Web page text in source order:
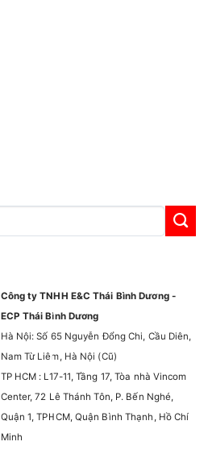
Công ty TNHH E&C Thái Bình Dương -
ECP Thái Bình Dương
Hà Nội: Số 65 Nguyễn Đổng Chi, Cầu Diên,
Nam Từ Liêm, Hà Nội (Cũ)
TP HCM : L17-11, Tầng 17, Tòa nhà Vincom
Center, 72 Lê Thánh Tôn, P. Bến Nghé,
Quận 1, TPHCM, Quận Bình Thạnh, Hồ Chí
Minh